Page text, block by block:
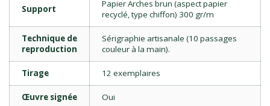
Support
Papier Arches brun (aspect papier
recyclé, type chiffon) 300 gr/m
Technique de
reproduction
Sérigraphie artisanale (10 passages
couleur à la main).
Tirage 12 exemplaires
Œuvre signée Oui